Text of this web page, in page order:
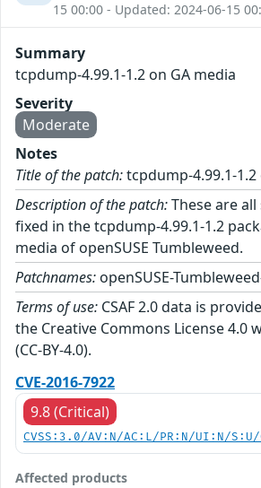
15 00:00 - Updated: 2024-06-15
Summary
tcpdump-4.99.1-1.2 on GA media
Severity
Moderate
Notes
Title of the patch:tcpdump-4.99.1-1.2
Description of the patch:These are
fixed in the tcpdump-4.99.1-1.2
media of openSUSE Tumbleweed.
Patchnames: openSUSE-
Terms of use: CSAF 2.0 data is
the Creative Commons License 4.0
(CC-BY-4.0).
CVE-2016-7922
9.8 (Critical)
CVSS:3.0/AV:N/AC:L/PR:N/UI:N/
Affected products